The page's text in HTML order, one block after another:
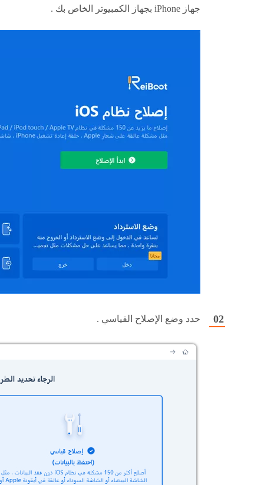
جهاز iPhone بجهاز الكمبيوتر الخاص بك .
حدد وضع الإصلاح القياسي .